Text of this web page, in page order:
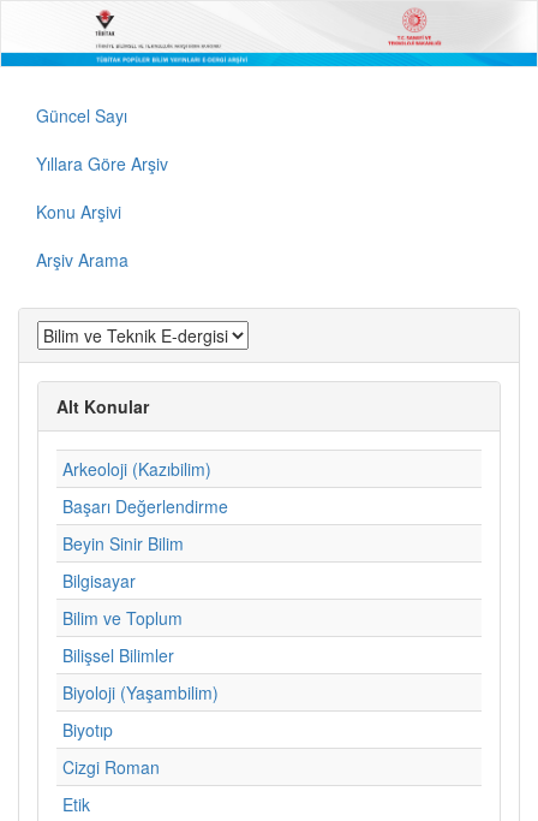
Güncel Sayı
Yıllara Göre Arşiv
Konu Arşivi
Arşiv Arama
Alt Konular
Arkeoloji (Kazıbilim)
Başarı Değerlendirme
Beyin Sinir Bilim
Bilgisayar
Bilim ve Toplum
Bilişsel Bilimler
Biyoloji (Yaşambilim)
Biyotıp
Cizgi Roman
Etik